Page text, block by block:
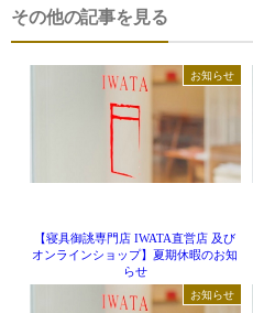
その他の記事を見る
お知らせ
【寝具御誂専門店 IWATA直営店 及び
オンラインショップ】夏期休暇のお知
らせ
お知らせ